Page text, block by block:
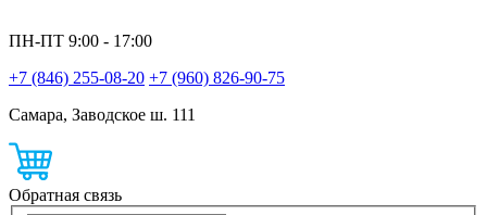
ПН-ПТ 9:00 - 17:00
+7 (846) 255-08-20 +7 (960) 826-90-75
Самара, Заводское ш. 111
Обратная связь